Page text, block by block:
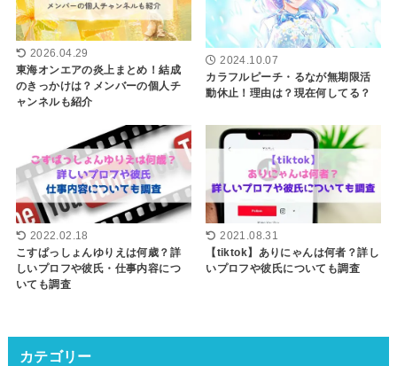
2026.04.29
東海オンエアの炎上まとめ！結成
のきっかけは？メンバーの個人チ
ャンネルも紹介
2024.10.07
カラフルピーチ・るなが無期限活
動休止！理由は？現在何してる？
2022.02.18
こすぱっしょんゆりえは何歳？詳
しいプロフや彼氏・仕事内容につ
いても調査
2021.08.31
【tiktok】ありにゃんは何者？詳し
いプロフや彼氏についても調査
カテゴリー